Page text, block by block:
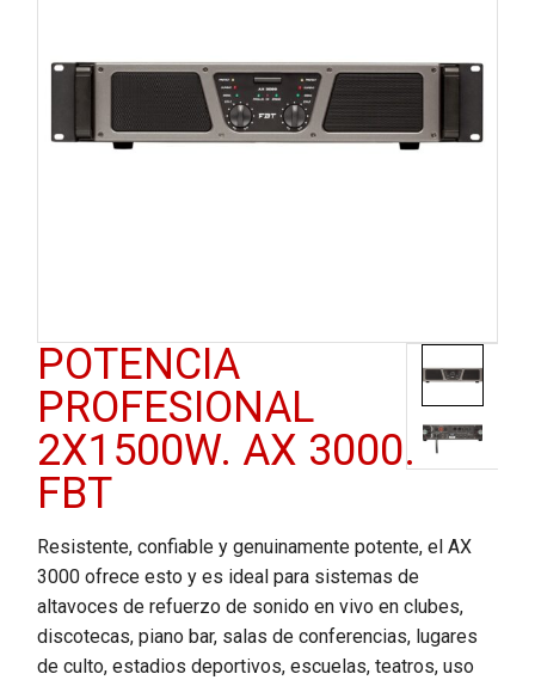
POTENCIA
PROFESIONAL
2X1500W. AX 3000.
FBT
Resistente, confiable y genuinamente potente, el AX
3000 ofrece esto y es ideal para sistemas de
altavoces de refuerzo de sonido en vivo en clubes,
discotecas, piano bar, salas de conferencias, lugares
de culto, estadios deportivos, escuelas, teatros, uso